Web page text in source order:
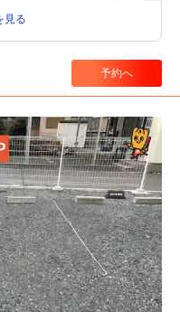
見る
予約へ